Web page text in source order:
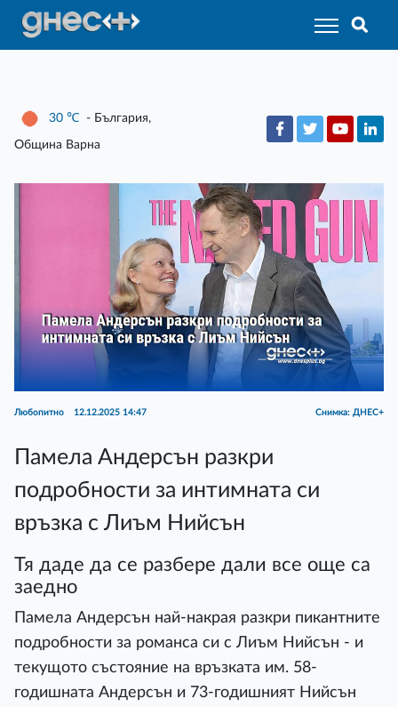
30 ℃ - България,
Община Варна
Любопитно 12.12.2025 14:47 Снимка: ДНЕС+
Памела Андерсън разкри
подробности за интимната си
връзка с Лиъм Нийсън
Тя даде да се разбере дали все още са
заедно
Памела Андерсън най-накрая разкри пикантните
подробности за романса си с Лиъм Нийсън - и
текущото състояние на връзката им. 58-
годишната Андерсън и 73-годишният Нийсън